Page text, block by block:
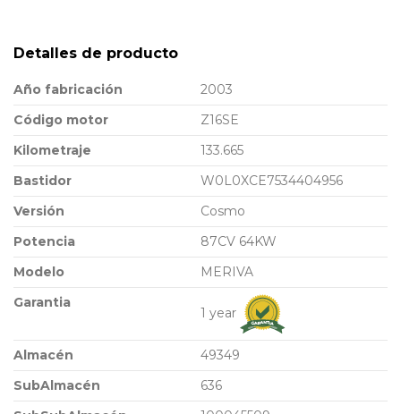
Detalles de producto
Año fabricación
2003
Código motor
Z16SE
Kilometraje
133.665
Bastidor
W0L0XCE7534404956
Versión
Cosmo
Potencia
87CV 64KW
Modelo
MERIVA
Garantia
1 year
Almacén
49349
SubAlmacén
636